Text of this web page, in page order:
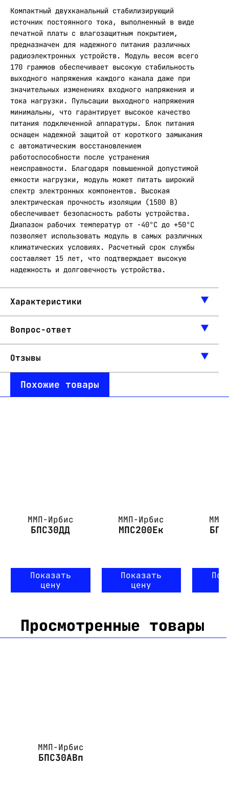
Компактный двухканальный стабилизирующий
источник постоянного тока, выполненный в виде
печатной платы с влагозащитным покрытием,
предназначен для надежного питания различных
радиоэлектронных устройств. Модуль весом всего
170 граммов обеспечивает высокую стабильность
выходного напряжения каждого канала даже при
значительных изменениях входного напряжения и
тока нагрузки. Пульсации выходного напряжения
минимальны, что гарантирует высокое качество
питания подключенной аппаратуры. Блок питания
оснащен надежной защитой от короткого замыкания
с автоматическим восстановлением
работоспособности после устранения
неисправности. Благодаря повышенной допустимой
емкости нагрузки, модуль может питать широкий
спектр электронных компонентов. Высокая
электрическая прочность изоляции (1500 В)
обеспечивает безопасность работы устройства.
Диапазон рабочих температур от -40°C до +50°C
позволяет использовать модуль в самых различных
климатических условиях. Расчетный срок службы
составляет 15 лет, что подтверждает высокую
надежность и долговечность устройства.
Характеристики
Вопрос-ответ
Отзывы
Похожие товары
ММП-Ирбис
БПС30ДД
Показать
цену
ММП-Ирбис
МПС200Ек
Показать
цену
Просмотренные товары
ММП-Ирбис
БПС30АВп